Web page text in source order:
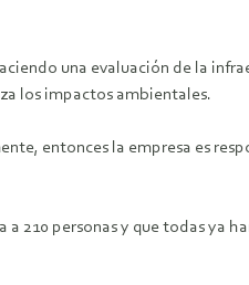
una evaluación de la
los impactos ambientales.
entonces la empresa es
210 personas y que todas ya